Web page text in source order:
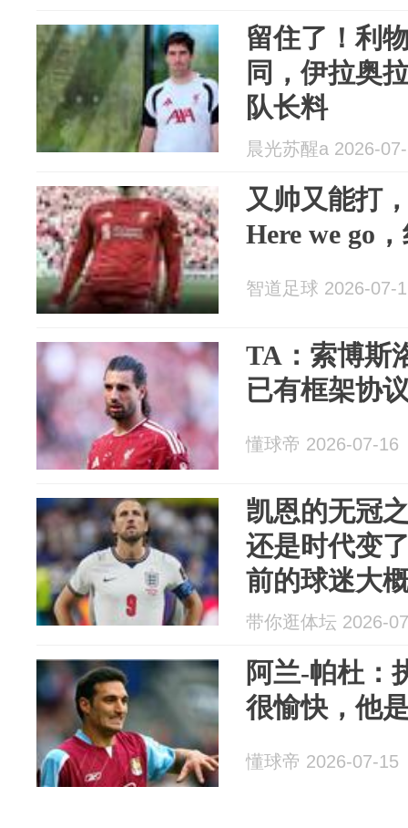
留住了！利
同，伊拉奥
队长料
晨光苏醒a 2026-
又帅又能打
Here we go
智道足球 2026-07-
TA：索博斯
已有框架协
懂球帝 2026-07-16
凯恩的无冠
还是时代变
前的球迷大
气
带你逛体坛 2026-
阿兰-帕杜：
很愉快，他
懂球帝 2026-07-15